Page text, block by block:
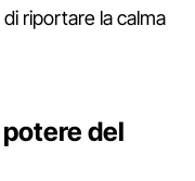
riportare la calma
del